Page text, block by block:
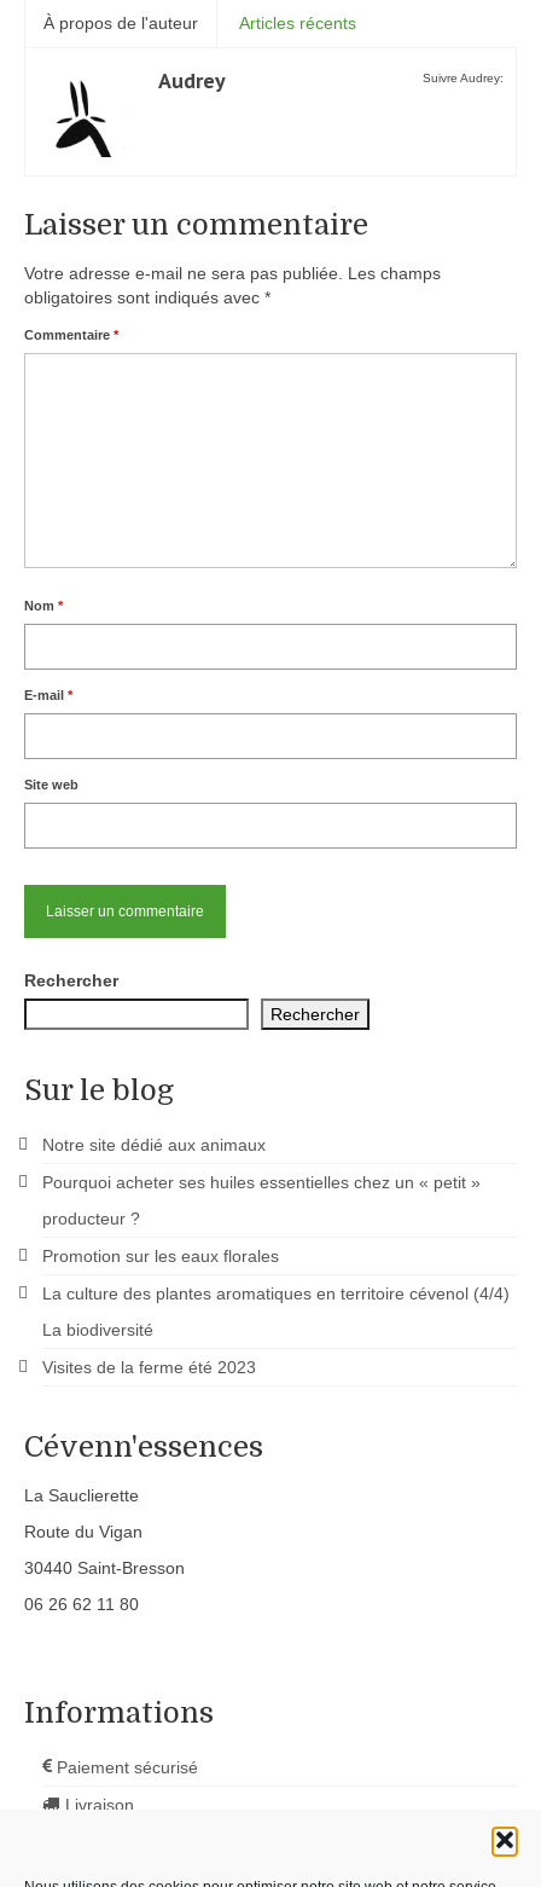
À propos de l'auteur Articles récents
Suivre Audrey:
Audrey
Laisser un commentaire
Votre adresse e-mail ne sera pas publiée.
Les champs
obligatoires sont indiqués avec *
Commentaire *
Nom *
E-mail *
Site web
Rechercher
Rechercher
Sur le blog
Notre site dédié aux animaux
Pourquoi acheter ses huiles essentielles chez un « petit »
producteur ?
Promotion sur les eaux florales
La culture des plantes aromatiques en territoire cévenol (4/4)
La biodiversité
Visites de la ferme été 2023
Cévenn'essences
La Sauclierette
Route du Vigan
30440 Saint-Bresson
06 26 62 11 80
Informations
Paiement sécurisé
Livraison
Cartes cadeau